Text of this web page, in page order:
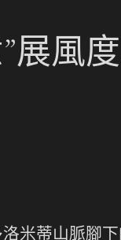
展風
米蒂山脈腳